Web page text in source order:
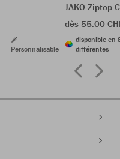
Personnalisable
JAKO Ziptop
dès 55.00
disponible en
différentes